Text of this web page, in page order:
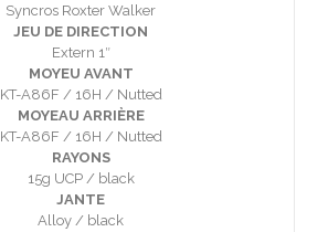
Syncros Roxter Walker
JEU DE DIRECTION
Extern 1″
MOYEU AVANT
KT-A86F / 16H / Nutted
MOYEAU ARRIÈRE
KT-A86F / 16H / Nutted
RAYONS
15g UCP / black
JANTE
Alloy / black